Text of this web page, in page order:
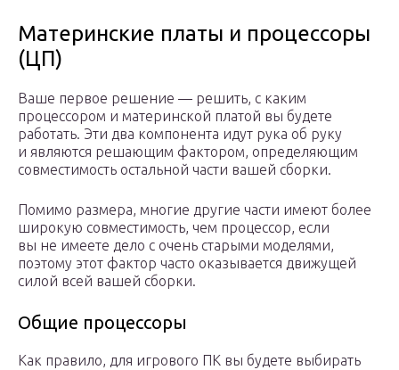
Материнские платы и процессоры
(ЦП)
Ваше первое решение — решить, с каким
процессором и материнской платой вы будете
работать. Эти два компонента идут рука об руку
и являются решающим фактором, определяющим
совместимость остальной части вашей сборки.
Помимо размера, многие другие части имеют более
широкую совместимость, чем процессор, если
вы не имеете дело с очень старыми моделями,
поэтому этот фактор часто оказывается движущей
силой всей вашей сборки.
Общие процессоры
Как правило, для игрового ПК вы будете выбирать